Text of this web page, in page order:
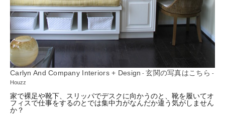
Carlyn And Company Interiors + Design -玄関の写真はこちら -
Houzz
家で裸足や靴下、スリッパでデスクに向かうのと、靴を履いてオ
フィスで仕事をするのとでは集中力がなんだか違う気がしません
か？